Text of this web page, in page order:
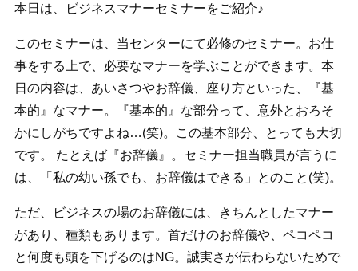
本日は、ビジネスマナーセミナーをご紹介♪
このセミナーは、当センターにて必修のセミナー。お仕
事をする上で、必要なマナーを学ぶことができます。本
日の内容は、あいさつやお辞儀、座り方といった、『基
本的』なマナー。『基本的』な部分って、意外とおろそ
かにしがちですよね…(笑)。この基本部分、とっても大切
です。 たとえば『お辞儀』。セミナー担当職員が言うに
は、「私の幼い孫でも、お辞儀はできる」とのこと(笑)。
ただ、ビジネスの場のお辞儀には、きちんとしたマナー
があり、種類もあります。首だけのお辞儀や、ペコペコ
と何度も頭を下げるのはNG。誠実さが伝わらないためで